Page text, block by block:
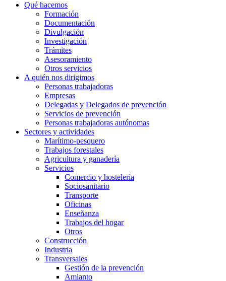
Qué hacemos
Formación
Documentación
Divulgación
Investigación
Trámites
Asesoramiento
Otros servicios
A quién nos dirigimos
Personas trabajadoras
Empresas
Delegadas y Delegados de prevención
Servicios de prevención
Personas trabajadoras autónomas
Sectores y actividades
Marítimo-pesquero
Trabajos forestales
Agricultura y ganadería
Servicios
Comercio y hostelería
Sociosanitario
Transporte
Oficinas
Enseñanza
Trabajos del hogar
Otros
Construcción
Industria
Transversales
Gestión de la prevención
Amianto